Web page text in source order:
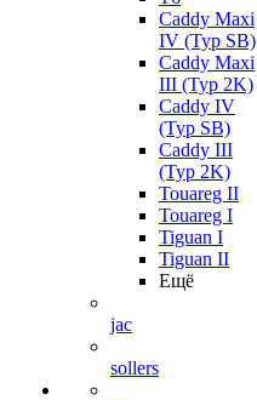
Caddy Maxi
IV (Typ SB)
Caddy Maxi
III (Typ 2K)
Caddy IV
(Typ SB)
Caddy III
(Typ 2K)
Touareg II
Touareg I
Tiguan I
Tiguan II
Ещё
jac
sollers